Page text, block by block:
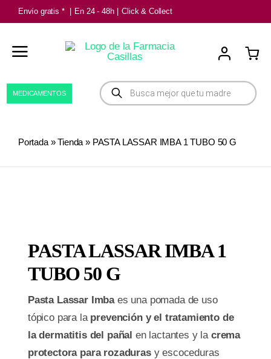
Saltar
al
contenido
Envío gratis * En 24 - 48h Click & Collect
Búsqueda
de
productos
MEDICAMENTOS
Portada»Tienda » PASTA LASSAR IMBA 1 TUBO 50 G
PASTA LASSAR IMBA 1
TUBO 50 G
Pasta Lassar Imbaes una pomada de uso
tópico para la prevención y el tratamiento de
la dermatitis del pañal en lactantes y la crema
protectora para rozadurasy escoceduras